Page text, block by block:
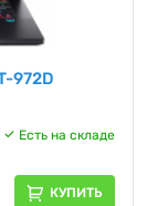
972D
Есть на складе
КУПИТЬ